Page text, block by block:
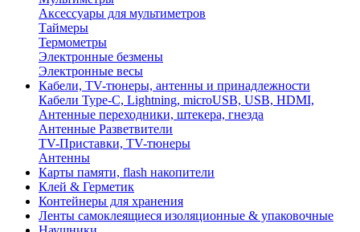
Аксессуары для мультиметров
Таймеры
Термометры
Электронные безмены
Электронные весы
Кабели, TV-тюнеры, антенны и принадлежности
Кабели Type-C, Lightning, microUSB, USB, HDMI,
Антенные переходники, штекера, гнезда
Антенные Разветвители
TV-Приставки, TV-тюнеры
Антенны
Карты памяти, flash накопители
Клей & Герметик
Контейнеры для хранения
Ленты самоклеящиеся изоляционные & упаковочные